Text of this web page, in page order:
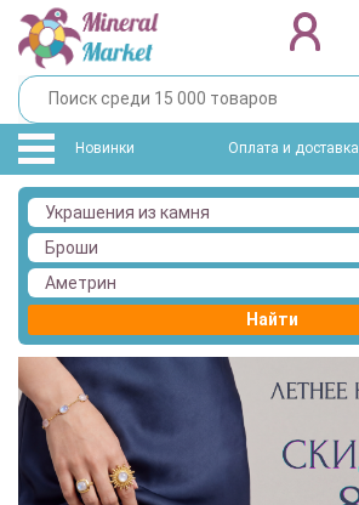
Новинки Оплата и доставка
Найти